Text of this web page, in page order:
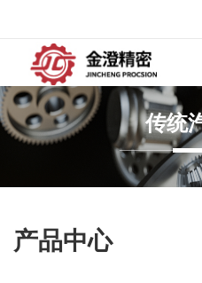
传统
产品中心